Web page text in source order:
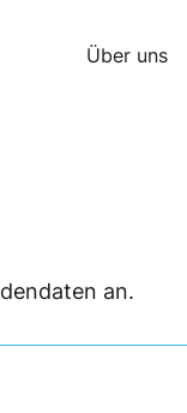
Über uns
an.